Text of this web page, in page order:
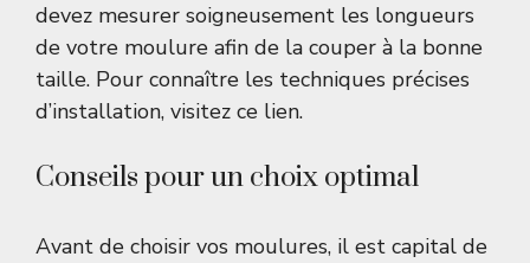
devez mesurer soigneusement les longueurs
de votre moulure afin de la couper à la bonne
taille. Pour connaître les techniques précises
d’installation, visitez ce lien.
Conseils pour un choix optimal
Avant de choisir vos moulures, il est capital de